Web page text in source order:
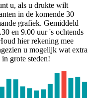
u, als u drukte wilt
in de komende 30
grafiek. Gemiddeld
en 9.00 uur 's ochtends
hier rekening mee
u mogelijk wat extra
grote steden!